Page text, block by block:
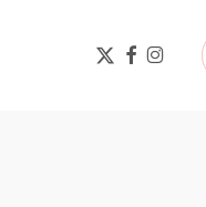
x-
twitter
facebook